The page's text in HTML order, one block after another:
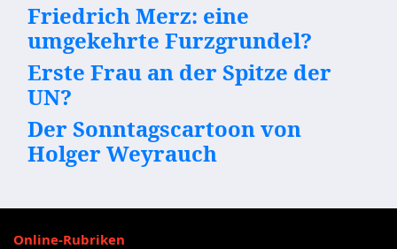
Friedrich Merz: eine
umgekehrte Furzgrundel?
Erste Frau an der Spitze der
UN?
Der Sonntagscartoon von
Holger Weyrauch
Online-Rubriken